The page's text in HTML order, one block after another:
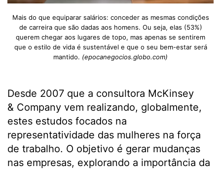
Mais do que equiparar salários: conceder as mesmas condições
de carreira que são dadas aos homens. Ou seja, elas (53%)
querem chegar aos lugares de topo, mas apenas se sentirem
que o estilo de vida é sustentável e que o seu bem-estar será
mantido. (epocanegocios.globo.com)
Desde 2007 que a consultora McKinsey
& Company vem realizando, globalmente,
estes estudos focados na
representatividade das mulheres na força
de trabalho. O objetivo é gerar mudanças
nas empresas, explorando a importância da